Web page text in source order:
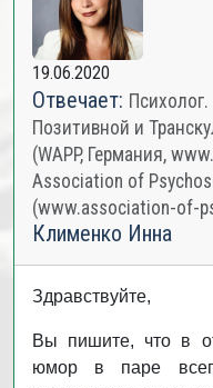
19.06.2020
Отвечает:
Позитивной и
(WAPP, Германия,
Association of
(www.association-of-
Клименко Инна
Здравствуйте,
Вы пишите, что в
юмор в паре